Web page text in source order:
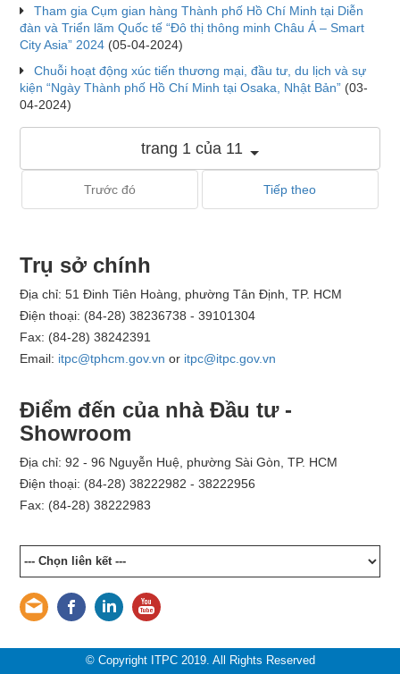
Tham gia Cụm gian hàng Thành phố Hồ Chí Minh tại Diễn
đàn và Triển lãm Quốc tế “Đô thị thông minh Châu Á – Smart
City Asia” 2024 (05-04-2024)
Chuỗi hoạt động xúc tiến thương mại, đầu tư, du lịch và sự
kiện “Ngày Thành phố Hồ Chí Minh tại Osaka, Nhật Bản” (03-
04-2024)
trang 1 của 11
Trước đó Tiếp theo
Trụ sở chính
Địa chỉ: 51 Đinh Tiên Hoàng, phường Tân Định, TP. HCM
Điện thoại: (84-28) 38236738 - 39101304
Fax: (84-28) 38242391
Email: itpc@tphcm.gov.vn or itpc@itpc.gov.vn
Điểm đến của nhà Đầu tư -
Showroom
Địa chỉ: 92 - 96 Nguyễn Huệ, phường Sài Gòn, TP. HCM
Điện thoại: (84-28) 38222982 - 38222956
Fax: (84-28) 38222983
© Copyright ITPC 2019. All Rights Reserved